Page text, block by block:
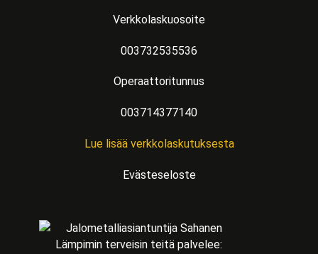
Verkkolaskuosoite
003732535536
Operaattoritunnus
003714377140
Lue lisää verkkolaskutuksesta
Evästeseloste
Lämpimin terveisin teitä palvelee: